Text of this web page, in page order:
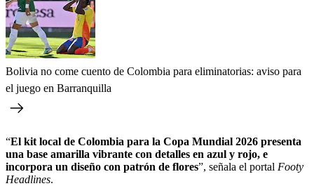
Bolivia no come cuento de Colombia para eliminatorias: aviso para
el juego en Barranquilla
“El kit local de Colombia para la Copa Mundial 2026 presenta
una base amarilla vibrante con detalles en azul y rojo, e
incorpora un diseño con patrón de flores”, señala el portal Footy
Headlines.